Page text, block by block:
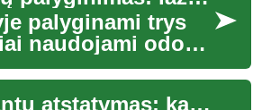
palyginami trys
naudojami odos
metodai: lazerinė
terapija
Pilnas dantų atstatymas: ką reikia žinoti?